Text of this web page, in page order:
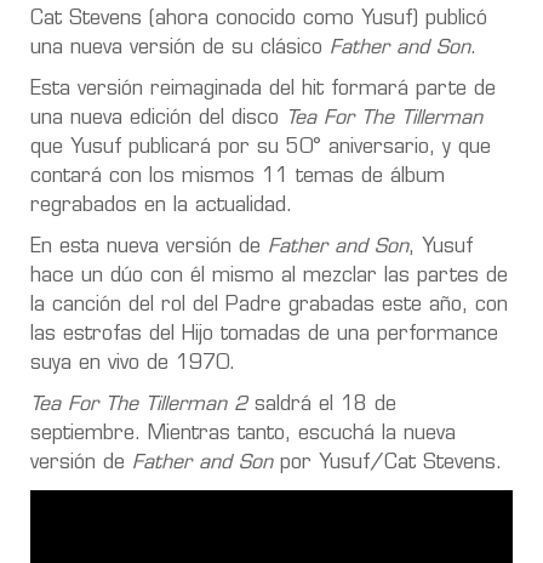
Cat Stevens (ahora conocido como Yusuf) publicó
una nueva versión de su clásico Father and Son.
Esta versión reimaginada del hit formará parte de
una nueva edición del disco
Tea For The Tillerman
que Yusuf publicará por su 50° aniversario, y que
contará con los mismos 11 temas de álbum
regrabados en la actualidad.
En esta nueva versión de Father and Son, Yusuf
hace un dúo con él mismo al mezclar las partes de
la canción del rol del Padre grabadas este año, con
las estrofas del Hijo tomadas de una performance
suya en vivo de 1970.
Tea For The Tillerman 2saldrá el 18 de
septiembre. Mientras tanto, escuchá la nueva
versión de Father and Sonpor Yusuf/Cat Stevens.